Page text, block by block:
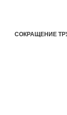
СОКРАЩЕНИЕ